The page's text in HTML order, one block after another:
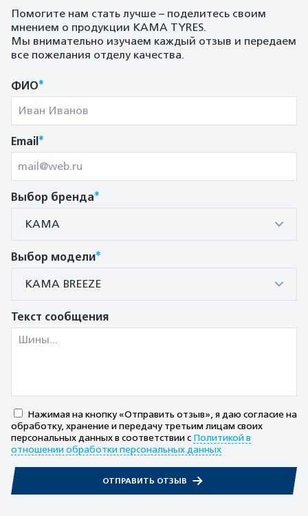
Помогите нам стать лучше – поделитесь своим
мнением о продукции KAMA TYRES.
Мы внимательно изучаем каждый отзыв и передаем
все пожелания отделу качества.
ФИО*
Email*
Выбор бренда*
КАМА
Выбор модели*
КАМА BREEZE
Текст сообщения
Нажимая на кнопку «Отправить отзыв», я даю согласие на
обработку, хранение и передачу третьим лицам своих
персональных данных в соответствии с Политикой в
отношении обработки персональных данных
ОТПРАВИТЬ ОТЗЫВ